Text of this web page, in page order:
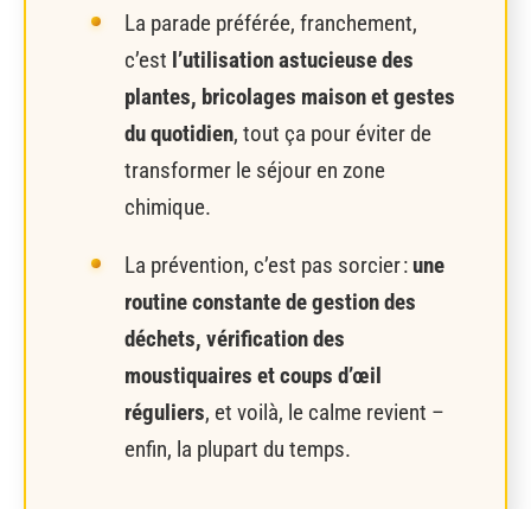
La parade préférée, franchement,
c’est l’utilisation astucieuse des
plantes, bricolages maison et gestes
du quotidien, tout ça pour éviter de
transformer le séjour en zone
chimique.
La prévention, c’est pas sorcier : une
routine constante de gestion des
déchets, vérification des
moustiquaires et coups d’œil
réguliers, et voilà, le calme revient –
enfin, la plupart du temps.